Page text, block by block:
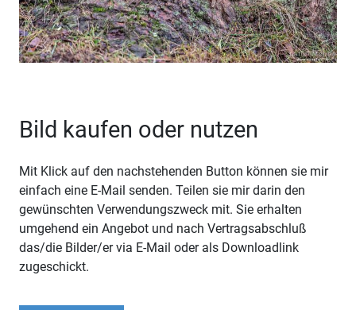
Bild kaufen oder nutzen
Mit Klick auf den nachstehenden Button können sie mir
einfach eine E-Mail senden. Teilen sie mir darin den
gewünschten Verwendungszweck mit. Sie erhalten
umgehend ein Angebot und nach Vertragsabschluß
das/die Bilder/er via E-Mail oder als Downloadlink
zugeschickt.